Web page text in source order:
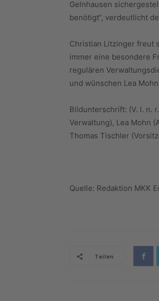
Gelnhausen
benötigt“, verdeutlicht
Christian Litzinger freut
immer eine besondere
regulären
und wünschen Lea
Bildunterschrift: (V. l. n.
Verwaltung), Lea Mohn
Thomas Tischler
Quelle: Redaktion MKK
Teilen